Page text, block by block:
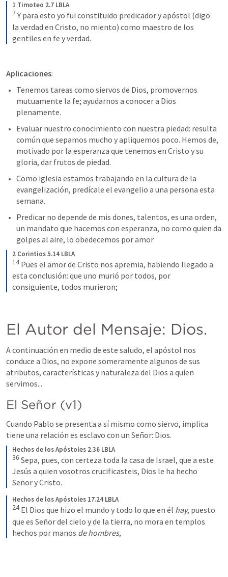
1 Timoteo 2.7 LBLA
7 Y para esto yo fui constituido predicador y apóstol (digo
la verdad en Cristo, no miento) como maestro de los
gentiles en fe y verdad.
Aplicaciones:
Tenemos tareas como siervos de Dios, promovernos
mutuamente la fe; ayudarnos a conocer a Dios
plenamente.
Evaluar nuestro conocimiento con nuestra piedad: resulta
común que sepamos mucho y apliquemos poco. Hemos de,
motivado por la esperanza que tenemos en Cristo y su
gloria, dar frutos de piedad.
Como iglesia estamos trabajando en la cultura de la
evangelización, predícale el evangelio a una persona esta
semana.
Predicar no depende de mis dones, talentos, es una orden,
un mandato que hacemos con esperanza, no como quien da
golpes al aire, lo obedecemos por amor
2 Corintios 5.14 LBLA
14 Pues el amor de Cristo nos apremia, habiendo llegado a
esta conclusión: que uno murió por todos, por
consiguiente, todos murieron;
El Autor del Mensaje: Dios.
A continuación en medio de este saludo, el apóstol nos
conduce a Dios, no expone someramente algunos de sus
atributos, características y naturaleza del Dios a quien
servimos...
El Señor (v1)
Cuando Pablo se presenta a sí mismo como siervo, implica
tiene una relación es esclavo con un Señor: Dios.
Hechos de los Apóstoles 2.36 LBLA
36 Sepa, pues, con certeza toda la casa de Israel, que a este
Jesús a quien vosotros crucificasteis, Dios le ha hecho
Señor y Cristo.
Hechos de los Apóstoles 17.24 LBLA
24 El Dios que hizo el mundo y todo lo que en él hay, puesto
que es Señor del cielo y de la tierra, no mora en templos
hechos por manos de hombres,